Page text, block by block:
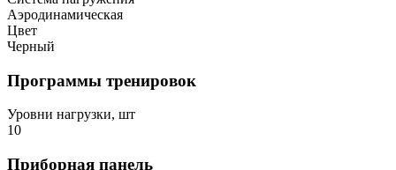
Аэродинамическая
Цвет
Черный
Программы тренировок
Уровни нагрузки, шт
10
Приборная панель